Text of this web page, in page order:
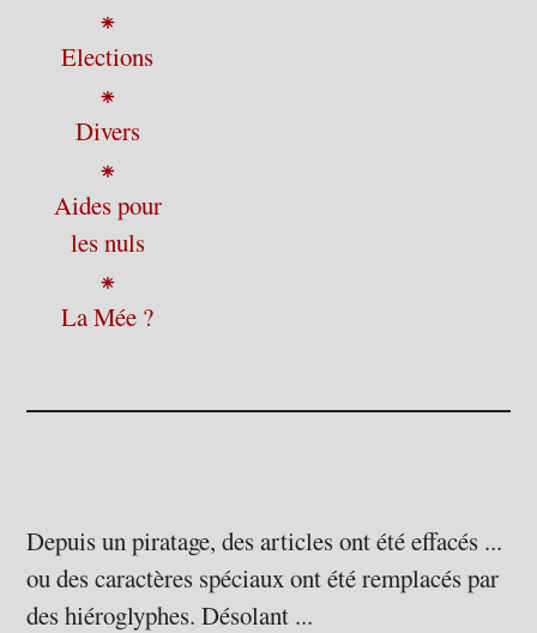
⁕
Elections
⁕
Divers
⁕
Aides pour
les nuls
⁕
La Mée ?
Depuis un piratage, des articles ont été effacés ...
ou des caractères spéciaux ont été remplacés par
des hiéroglyphes. Désolant ...